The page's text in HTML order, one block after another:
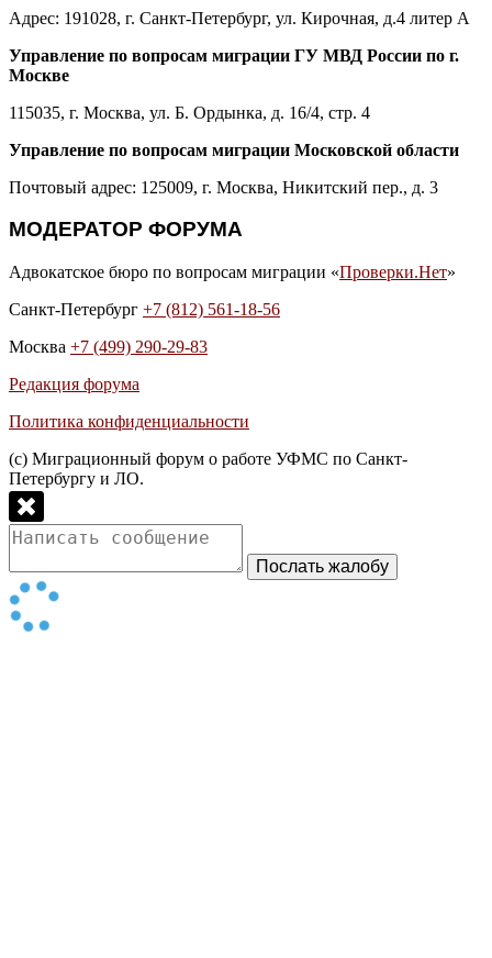
Адрес: 191028, г. Санкт-Петербург, ул. Кирочная, д.4 литер А
Управление по вопросам миграции ГУ МВД России по г.
Москве
115035, г. Москва, ул. Б. Ордынка, д. 16/4, стр. 4
Управление по вопросам миграции Московской области
Почтовый адрес: 125009, г. Москва, Никитский пер., д. 3
МОДЕРАТОР ФОРУМА
Адвокатское бюро по вопросам миграции «Проверки.Нет»
Санкт-Петербург +7 (812) 561-18-56
Москва +7 (499) 290-29-83
Редакция форума
Политика конфиденциальности
(с) Миграционный форум о работе УФМС по Санкт-
Петербургу и ЛО.